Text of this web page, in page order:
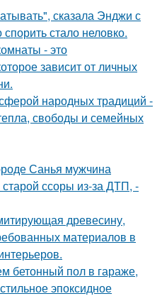
сказала Энджи с
стало неловко.
- это
зависит от личных
народных традиций -
свободы и семейных
Санья мужчина
старой ссоры из-за ДТП, -
древесину,
материалов в
бетонный пол в гараже,
эпоксидное